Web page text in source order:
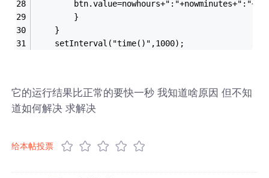
        }
    }
    setInterval("time()",1000);
它的运行结果比正常的要快一秒 我知道啥原因 但不知
道如何解决 求解决
给本帖投票